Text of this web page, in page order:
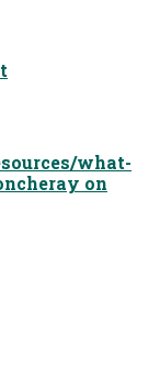
what-
on